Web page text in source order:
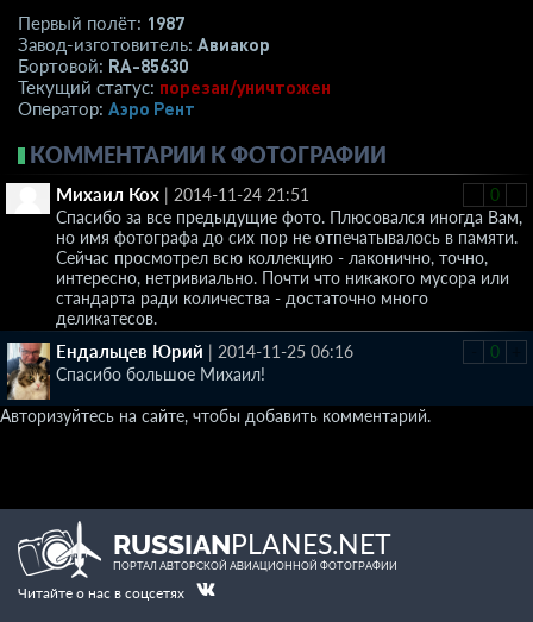
Первый полёт: 1987
Завод-изготовитель: Авиакор
Бортовой: RA-85630
Текущий статус: порезан/уничтожен
Оператор: Аэро Рент
КОММЕНТАРИИ К ФОТОГРАФИИ
0
Михаил Кох | 2014-11-24 21:51
Спасибо за все предыдущие фото. Плюсовался иногда Вам,
но имя фотографа до сих пор не отпечатывалось в памяти.
Сейчас просмотрел всю коллекцию - лаконично, точно,
интересно, нетривиально. Почти что никакого мусора или
стандарта ради количества - достаточно много
деликатесов.
0
Ендальцев Юрий | 2014-11-25 06:16
Спасибо большое Михаил!
Авторизуйтесь на сайте, чтобы добавить комментарий.
RUSSIANPLANES.NET
ПОРТАЛ АВТОРСКОЙ АВИАЦИОННОЙ ФОТОГРАФИИ
Читайте о нас в соцсетях